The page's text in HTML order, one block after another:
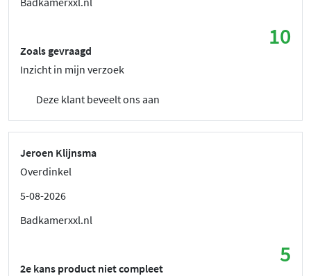
10
Zoals gevraagd
Inzicht in mijn verzoek
Deze klant beveelt ons aan
Jeroen Klijnsma
Overdinkel
5-08-2026
Badkamerxxl.nl
5
2e kans product niet compleet